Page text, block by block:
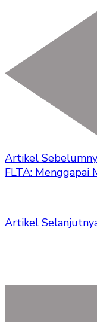
Artikel
FLTA: Menggapai
Artikel